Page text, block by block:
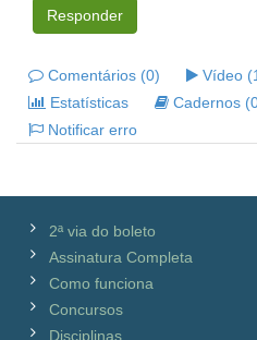
Responder
Comentários (0) Vídeo
Estatísticas
Cadernos
Notificar erro
2ª via do boleto
Assinatura Completa
Como funciona
Concursos
Disciplinas